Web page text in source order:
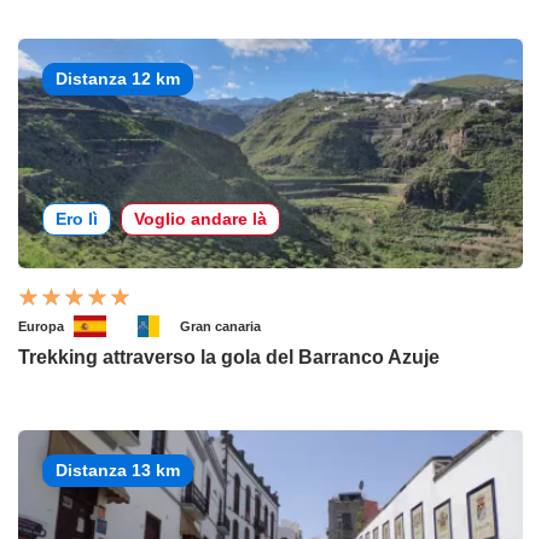
Distanza 12 km
Ero lì Voglio andare là
Europa Gran canaria
Trekking attraverso la gola del Barranco Azuje
Distanza 13 km